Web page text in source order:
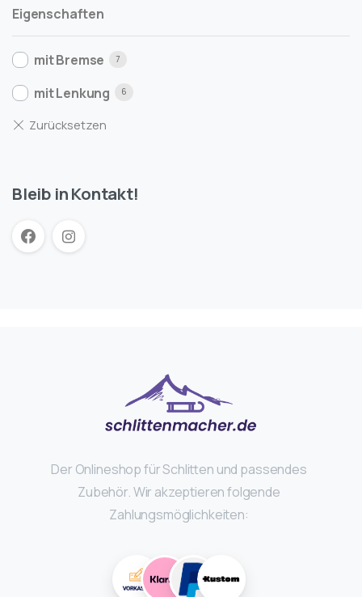
Eigenschaften
mit Bremse 7
mit Lenkung 6
Bleib in Kontakt!
Der Onlineshop für Schlitten und passendes
Zubehör. Wir akzeptieren folgende
Zahlungsmöglichkeiten: